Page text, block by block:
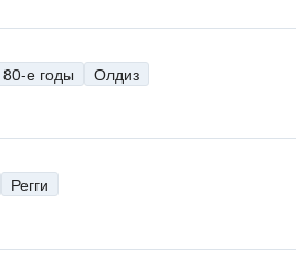
80-е годы
Олдиз
Регги